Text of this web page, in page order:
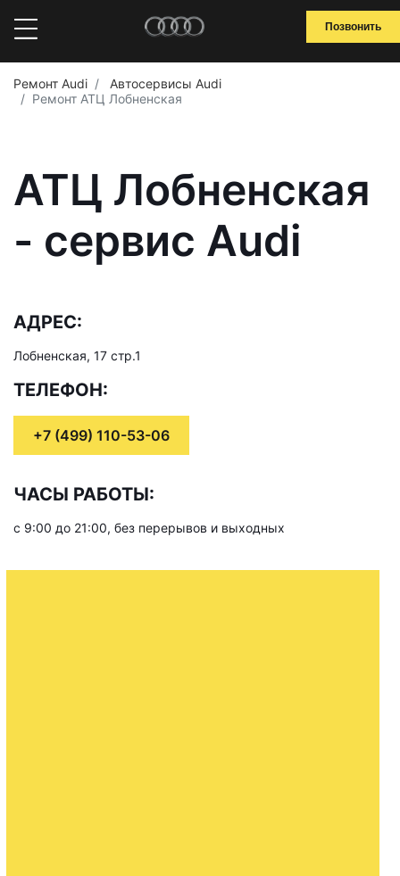
Позвонить
Ремонт Audi
Автосервисы Audi
Ремонт АТЦ Лобненская
АТЦ Лобненская
- сервис Audi
АДРЕС:
Лобненская, 17 стр.1
ТЕЛЕФОН:
+7 (499) 110-53-06
ЧАСЫ РАБОТЫ:
с 9:00 до 21:00, без перерывов и выходных